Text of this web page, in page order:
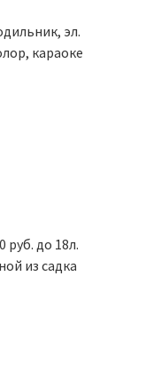
эл.
караоке
до 18л.
из садка